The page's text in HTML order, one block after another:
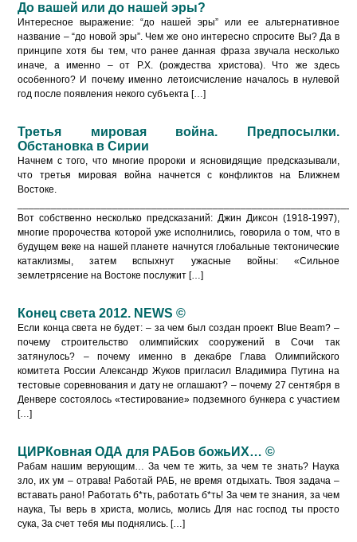
До вашей или до нашей эры?
Интересное выражение: “до нашей эры” или ее альтернативное
название – “до новой эры”. Чем же оно интересно спросите Вы? Да в
принципе хотя бы тем, что ранее данная фраза звучала несколько
иначе, а именно – от Р.Х. (рождества христова). Что же здесь
особенного? И почему именно летоисчисление началось в нулевой
год после появления некого субъекта […]
Третья мировая война. Предпосылки.
Обстановка в Сирии
Начнем с того, что многие пророки и ясновидящие предсказывали,
что третья мировая война начнется с конфликтов на Ближнем
Востоке.
Вот собственно несколько предсказаний: Джин Диксон (1918-1997),
многие пророчества которой уже исполнились, говорила о том, что в
будущем веке на нашей планете начнутся глобальные тектонические
катаклизмы, затем вспыхнут ужасные войны: «Сильное
землетрясение на Востоке послужит […]
Конец света 2012. NEWS ©
Если конца света не будет: – за чем был создан проект Blue Beam? –
почему строительство олимпийских сооружений в Сочи так
затянулось? – почему именно в декабре Глава Олимпийского
комитета России Александр Жуков пригласил Владимира Путина на
тестовые соревнования и дату не оглашают? – почему 27 сентября в
Денвере состоялось «тестирование» подземного бункера с участием
[…]
ЦИРКовная ОДА для РАБов божьИХ… ©
Рабам нашим верующим… За чем те жить, за чем те знать? Наука
зло, их ум – отрава! Работай РАБ, не время отдыхать. Твоя задача –
вставать рано! Работать б*ть, работать б*ть! За чем те знания, за чем
наука, Ты верь в христа, молись, молись Для нас господ ты просто
сука, За счет тебя мы поднялись. […]